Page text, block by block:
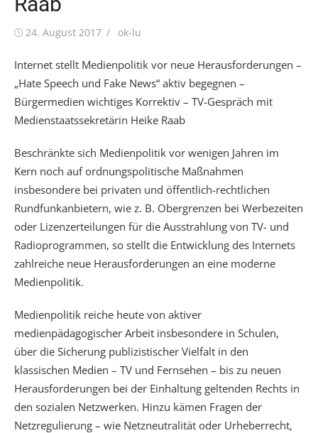
Posted
24. August 2017 Author
ok-lu
Internet stellt Medienpolitik vor neue Herausforderungen –
„Hate Speech und Fake News“ aktiv begegnen –
Bürgermedien wichtiges Korrektiv – TV-Gespräch mit
Medienstaatssekretärin Heike Raab
Beschränkte sich Medienpolitik vor wenigen Jahren im
Kern noch auf ordnungspolitische Maßnahmen
insbesondere bei privaten und öffentlich-rechtlichen
Rundfunkanbietern, wie z. B. Obergrenzen bei Werbezeiten
oder Lizenzerteilungen für die Ausstrahlung von TV- und
Radioprogrammen, so stellt die Entwicklung des Internets
zahlreiche neue Herausforderungen an eine moderne
Medienpolitik.
Medienpolitik reiche heute von aktiver
medienpädagogischer Arbeit insbesondere in Schulen,
über die Sicherung publizistischer Vielfalt in den
klassischen Medien – TV und Fernsehen – bis zu neuen
Herausforderungen bei der Einhaltung geltenden Rechts in
den sozialen Netzwerken. Hinzu kämen Fragen der
Netzregulierung – wie Netzneutralität oder Urheberrecht,